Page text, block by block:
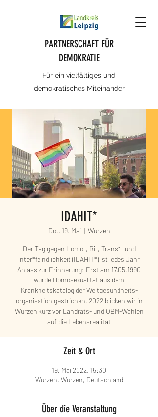
PARTNERSCHAFT FÜR
DEMOKRATIE
Für ein vielfältiges und
demokratisches Miteinander
IDAHIT*
Do., 19. Mai
  |
Wurzen
Der Tag gegen Homo-, Bi-, Trans*- und
lnter*feindlichkeit (IDAHIT*) ist jedes Jahr
Anlass zur Erinnerung: Erst am 17.05.1990
wurde Homosexualität aus dem
Krankheitskatalog der Weltgesundheits­
organisation gestrichen. 2022 blicken wir in
Wurzen kurz vor Landrats- und OBM-Wahlen
auf die Lebensrealität
Zeit & Ort
19. Mai 2022, 15:30
Wurzen, Wurzen, Deutschland
Über die Veranstaltung